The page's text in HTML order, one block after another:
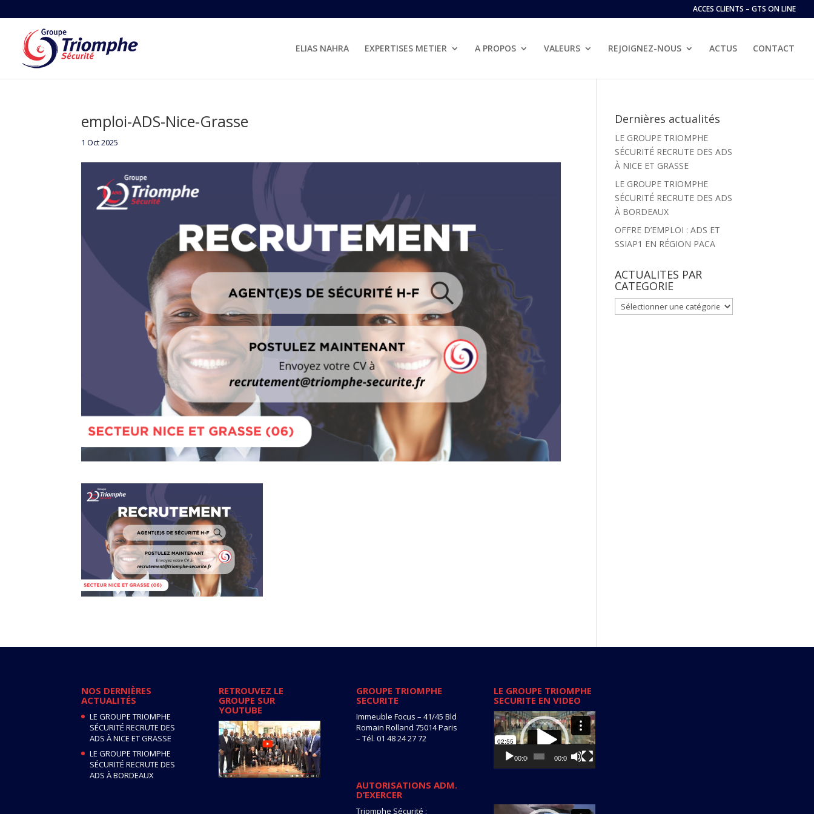
ACCES CLIENTS – GTS ON LINE
ELIAS NAHRA EXPERTISES METIER A PROPOS VALEURS REJOIGNEZ-NOUS ACTUS CONTACT
emploi-ADS-Nice-Grasse
1 Oct 2025
Dernières actualités
LE GROUPE TRIOMPHE
SÉCURITÉ RECRUTE DES ADS
À NICE ET GRASSE
LE GROUPE TRIOMPHE
SÉCURITÉ RECRUTE DES ADS
À BORDEAUX
OFFRE D’EMPLOI : ADS ET
SSIAP1 EN RÉGION PACA
ACTUALITES PAR
CATEGORIE
ACTUALITES
PAR
NOS DERNIÈRES
ACTUALITÉS
LE GROUPE TRIOMPHE
SÉCURITÉ RECRUTE DES
ADS À NICE ET GRASSE
LE GROUPE TRIOMPHE
SÉCURITÉ RECRUTE DES
ADS À BORDEAUX
RETROUVEZ LE
GROUPE SUR
YOUTUBE
GROUPE TRIOMPHE
SECURITE
Immeuble Focus – 41/45 Bld
Romain Rolland 75014 Paris
– Tél. 01 48 24 27 72
AUTORISATIONS ADM.
D’EXERCER
Triomphe Sécurité :
LE GROUPE TRIOMPHE
SECURITE EN VIDEO
Lecteur
vidéo
00:00 00:00
Lecteur